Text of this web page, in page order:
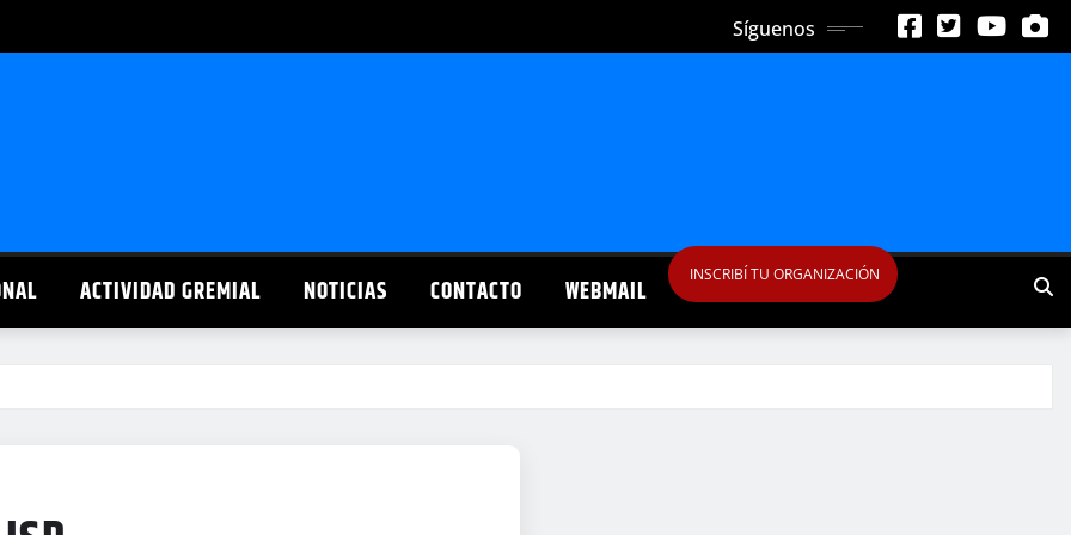
Síguenos
ACTIVIDAD GREMIAL NOTICIAS CONTACTO WEBMAIL
INSCRIBÍ TU ORGANIZACIÓN